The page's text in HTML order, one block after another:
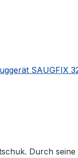
SAUGFIX
Durch